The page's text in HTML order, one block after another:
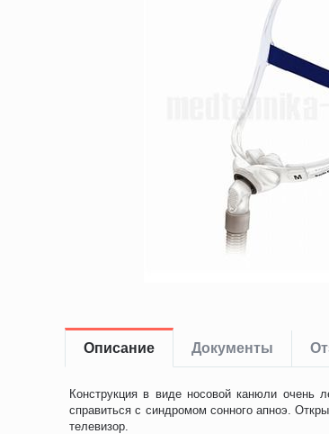
Описание Документы
Конструкция в виде носовой канюли очень
справиться с синдромом сонного апноэ.
телевизор.